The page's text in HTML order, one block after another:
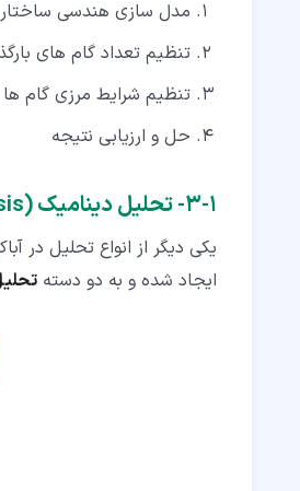
مدل سازی هندسی ساختار
تنظیم تعداد گام های
تنظیم شرایط مرزی گام ها
حل و ارزیابی نتیجه
۱‏-‏۳‏- تحلیل دینامیک (Dynamic analysis)
یکی دیگر از انواع تحلیل در
ایجاد شده و به دو دسته